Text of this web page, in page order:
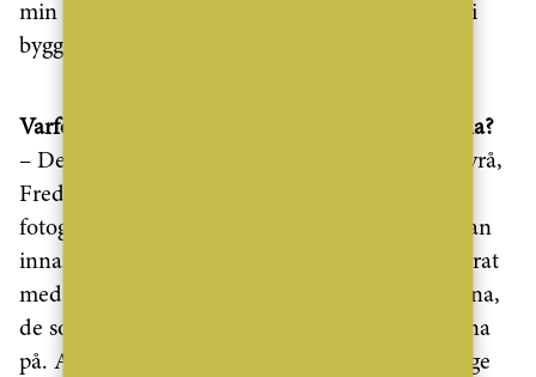
min personal kan dra nytta av det varumärke vi
bygger upp, då är jag som mest glad.
Varför är det just ni som fått göra Toppmäklarna?
– Dels är det ett mystikens skimmer runt vår byrå,
Fredrik Eklund och alla rekord som slås. Folk
fotograferade sig själva utanför vårt kontor redan
innan tv-programmet drog igång. Det kombinerat
med att vi säljer de mest spektakulära bostäderna,
de som folk är nyfikna att få se bakom kulisserna
på. Att jag är den mäklare som sålt mest i Sverige